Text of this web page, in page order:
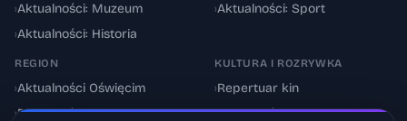
›Aktualności: Muzeum
›Aktualności: Historia
›Aktualności: Sport
REGION
›Aktualności Oświęcim
›Powiat oświęcimski
KULTURA I ROZRYWKA
›Repertuar kin
›Aktualności: Kultura